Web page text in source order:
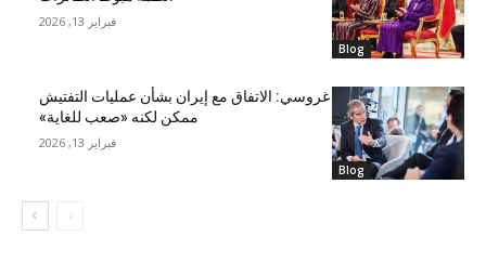
Blog
فبراير 13, 2026
Blog
غروسي: الاتفاق مع إيران بشأن عمليات التفتيش
ممكن لكنه «صعب للغاية»
فبراير 13, 2026